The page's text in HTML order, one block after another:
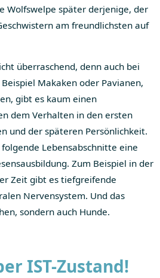
Wolfswelpe später derjenige, der
am freundlichsten auf
überraschend, denn auch bei
Makaken oder Pavianen,
gibt es kaum einen
dem Verhalten in den ersten
und der späteren Persönlichkeit.
Lebensabschnitte eine
Zum Beispiel in der
Zeit gibt es tiefgreifende
Nervensystem. Und das
sondern auch Hunde.
IST-Zustand!